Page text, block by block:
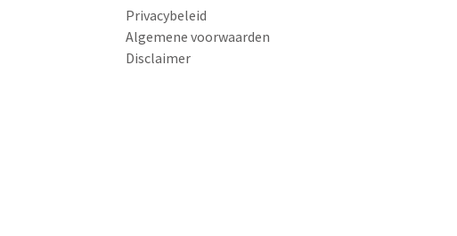
Privacybeleid
Algemene voorwaarden
Disclaimer